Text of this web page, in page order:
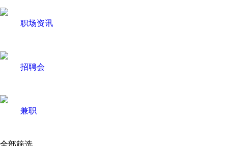
职场资讯
招聘会
兼职